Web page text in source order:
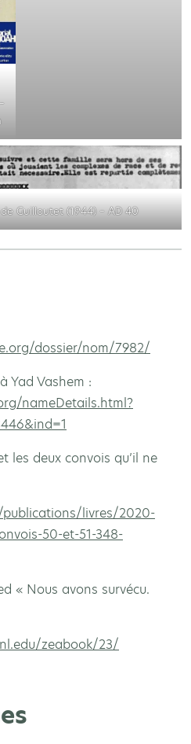
Guilloutet (1944) – AD 40
dossier/nom/7982/
Yad Vashem :
nameDetails.html?
les deux convois qu’il ne
livres/2020-
50-et-51-348-
« Nous avons survécu.
zeabook/23/